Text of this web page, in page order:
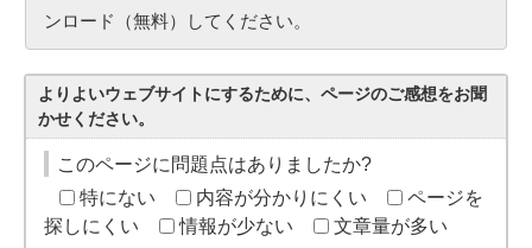
ンロード（無料）してください。
よりよいウェブサイトにするために、ページのご感想をお聞
かせください。
このページに問題点はありましたか?
特にない
内容が分かりにくい
ページを
探しにくい
情報が少ない 文章量が多い